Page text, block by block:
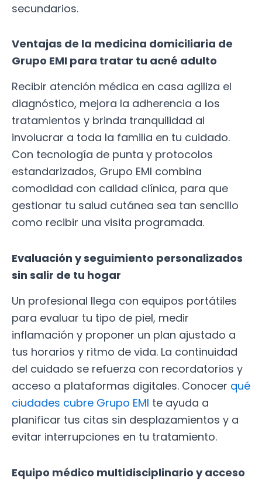
secundarios.
Ventajas de la medicina domiciliaria de
Grupo EMI para tratar tu acné adulto
Recibir atención médica en casa agiliza el
diagnóstico, mejora la adherencia a los
tratamientos y brinda tranquilidad al
involucrar a toda la familia en tu cuidado.
Con tecnología de punta y protocolos
estandarizados, Grupo EMI combina
comodidad con calidad clínica, para que
gestionar tu salud cutánea sea tan sencillo
como recibir una visita programada.
Evaluación y seguimiento personalizados
sin salir de tu hogar
Un profesional llega con equipos portátiles
para evaluar tu tipo de piel, medir
inflamación y proponer un plan ajustado a
tus horarios y ritmo de vida. La continuidad
del cuidado se refuerza con recordatorios y
acceso a plataformas digitales. Conocer qué
ciudades cubre Grupo EMI te ayuda a
planificar tus citas sin desplazamientos y a
evitar interrupciones en tu tratamiento.
Equipo médico multidisciplinario y acceso